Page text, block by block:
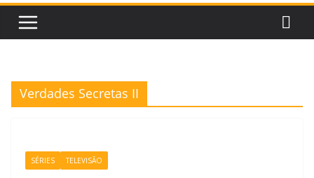
Verdades Secretas II
SÉRIES TELEVISÃO